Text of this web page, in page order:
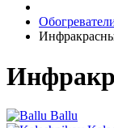
Ballu